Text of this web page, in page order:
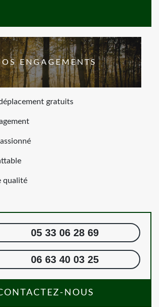
ENGAGEMENTS
gratuits
qualité
05 33 06 28 69
06 63 40 03 25
NOUS